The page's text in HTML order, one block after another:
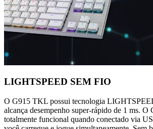
LIGHTSPEED SEM FIO
O G915 TKL possui tecnologia
alcança desempenho super-rápido de 1 ms.
totalmente funcional quando conectado via